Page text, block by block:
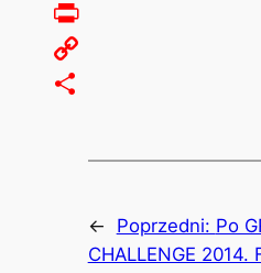
Email
Print
Copy
← Poprzedni: Po
CHALLENGE 2014.